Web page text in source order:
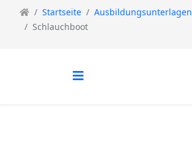
Startseite Ausbildungsunterlagen
Schlauchboot